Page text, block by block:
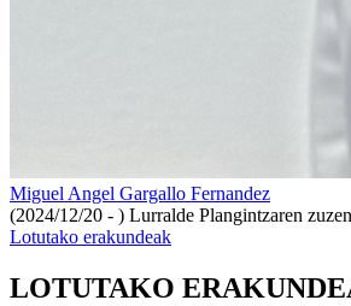
Miguel Angel Gargallo Fernandez
(2024/12/20 - ) Lurralde Plangintzaren
Lotutako erakundeak
LOTUTAKO